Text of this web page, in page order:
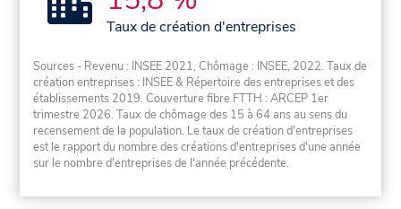
Taux de création d'entreprises
Sources - Revenu : INSEE 2021, Chômage : INSEE, 2022. Taux de
création entreprises : INSEE & Répertoire des entreprises et des
établissements 2019. Couverture fibre FTTH : ARCEP 1er
trimestre 2026. Taux de chômage des 15 à 64 ans au sens du
recensement de la population. Le taux de création d'entreprises
est le rapport du nombre des créations d'entreprises d'une année
sur le nombre d'entreprises de l'année précédente.